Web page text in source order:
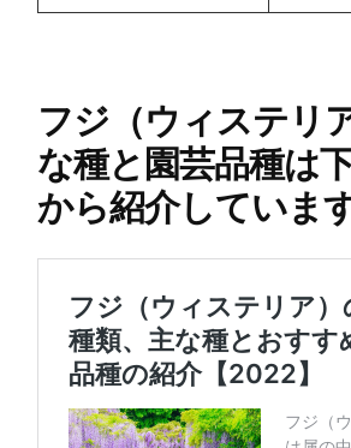
フジ（ウィステリ
な種と園芸品種は
から紹介しています